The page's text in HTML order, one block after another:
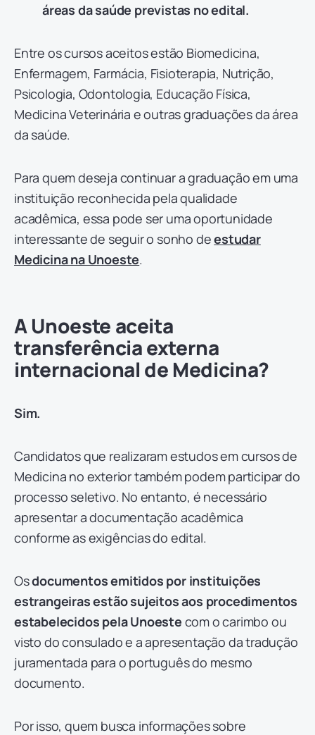
áreas da saúde previstas no edital.
Entre os cursos aceitos estão Biomedicina,
Enfermagem, Farmácia, Fisioterapia, Nutrição,
Psicologia, Odontologia, Educação Física,
Medicina Veterinária e outras graduações da área
da saúde.
Para quem deseja continuar a graduação em uma
instituição reconhecida pela qualidade
acadêmica, essa pode ser uma oportunidade
interessante de seguir o sonho deestudar
Medicina na Unoeste.
A Unoeste aceita
transferência externa
internacional de Medicina?
Sim.
Candidatos que realizaram estudos em cursos de
Medicina no exterior também podem participar do
processo seletivo. No entanto, é necessário
apresentar a documentação acadêmica
conforme as exigências do edital.
Osdocumentos emitidos por instituições
estrangeiras estão sujeitos aos procedimentos
estabelecidos pela Unoeste com o carimbo ou
visto do consulado e a apresentação da tradução
juramentada para o português do mesmo
documento.
Por isso, quem busca informações sobre